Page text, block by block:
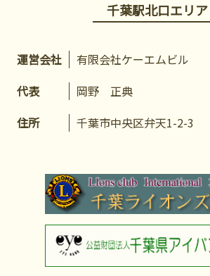
千葉駅北口エリア
運営会社
有限会社ケーエムビル
代表
岡野 正典
住所
千葉市中央区弁天1-2-3